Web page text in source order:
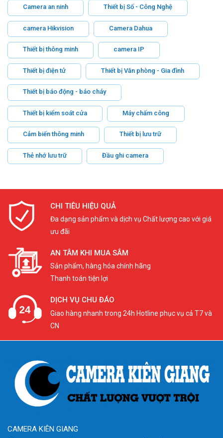
Camera an ninh Thiết bị Số - Công Nghệ
camera Hikvision Camera Dahua
Thiết bị thông minh camera IP
Thiết bị điện tử Thiết bị Văn phòng - Gia đình
Thiết bị báo động - báo cháy
Thiết bị kiểm soát cửa Máy chấm công
Cảm biến thông minh Thiết bị lưu trữ
Thẻ nhớ lưu trữ Đầu ghi camera
CHI TIÊU HIỆU QUẢ
Đa dạng sản phẩm và dịch vụ Chất lượng cao với giá
ưu đãi
AN TÂM KHI MUA SẮM
Sản phẩm, hàng hóa chính hãng
Thanh toán tiện lợi
DỊCH VỤ CHU ĐÁO
Giao hàng nhanh trong 24h Hotline phục vụ cả T7 và
CN
CAMERA KIÊN GIANG